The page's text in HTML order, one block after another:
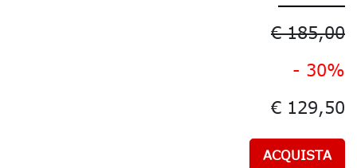
€ 185,00
- 30%
€ 129,50
ACQUISTA